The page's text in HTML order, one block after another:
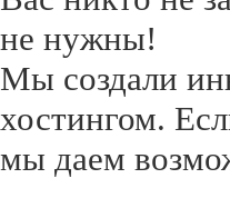
не нужны!
Мы создали
хостингом.
мы даем